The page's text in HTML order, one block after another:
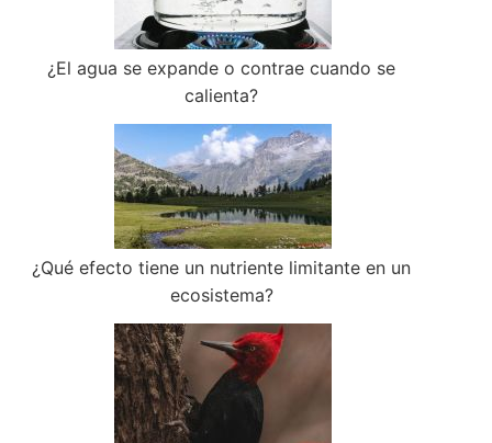
¿El agua se expande o contrae cuando se
calienta?
¿Qué efecto tiene un nutriente limitante en un
ecosistema?